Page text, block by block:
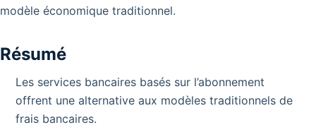
modèle économique traditionnel.
Résumé
Les services bancaires basés sur l’abonnement
offrent une alternative aux modèles traditionnels de
frais bancaires.